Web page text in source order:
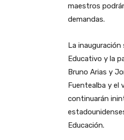
maestros
demandas.
La
Educativo y la
Bruno Arias y
Fuentealba y el
continuarán
Educación.